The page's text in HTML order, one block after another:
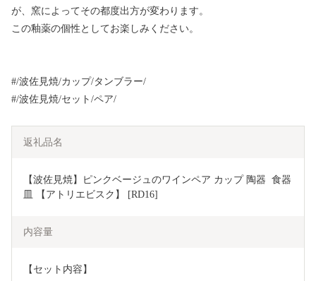
が、窯によってその都度出方が変わります。
この釉薬の個性としてお楽しみください。
#/波佐見焼/カップ/タンブラー/
#/波佐見焼/セット/ペア/
返礼品名
【波佐見焼】ピンクベージュのワインペア カップ 陶器  食器
皿 【アトリエビスク】 [RD16]
内容量
【セット内容】